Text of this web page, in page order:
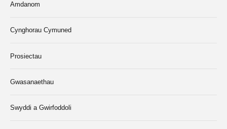
Amdanom
Cynghorau Cymuned
Prosiectau
Gwasanaethau
Swyddi a Gwirfoddoli